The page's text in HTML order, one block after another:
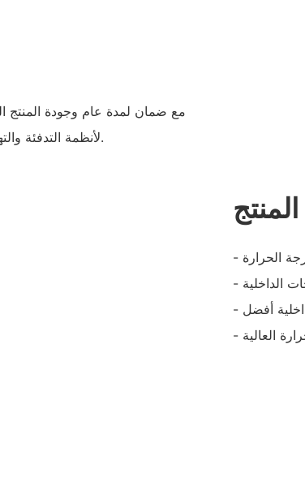
مع ضمان لمدة عام وجودة المنتج
لأنظمة التدفئة والتهوية وتكييف الهواء في المنازل والمكاتب والمباني التجارية.
الحرارة
الداخلية
أفضل
العالية